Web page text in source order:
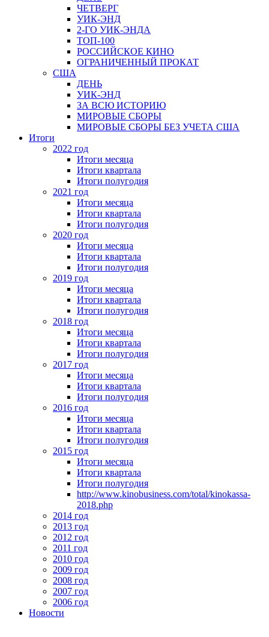
ЧЕТВЕРГ
УИК-ЭНД
2-ГО УИК-ЭНДА
ТОП-100
РОССИЙСКОЕ КИНО
ОГРАНИЧЕННЫЙ ПРОКАТ
США
ДЕНЬ
УИК-ЭНД
ЗА ВСЮ ИСТОРИЮ
МИРОВЫЕ СБОРЫ
МИРОВЫЕ СБОРЫ БЕЗ УЧЕТА США
Итоги
2022 год
Итоги месяца
Итоги квартала
Итоги полугодия
2021 год
Итоги месяца
Итоги квартала
Итоги полугодия
2020 год
Итоги месяца
Итоги квартала
Итоги полугодия
2019 год
Итоги месяца
Итоги квартала
Итоги полугодия
2018 год
Итоги месяца
Итоги квартала
Итоги полугодия
2017 год
Итоги месяца
Итоги квартала
Итоги полугодия
2016 год
Итоги месяца
Итоги квартала
Итоги полугодия
2015 год
Итоги месяца
Итоги квартала
Итоги полугодия
http://www.kinobusiness.com/total/kinokassa-
2018.php
2014 год
2013 год
2012 год
2011 год
2010 год
2009 год
2008 год
2007 год
2006 год
Новости